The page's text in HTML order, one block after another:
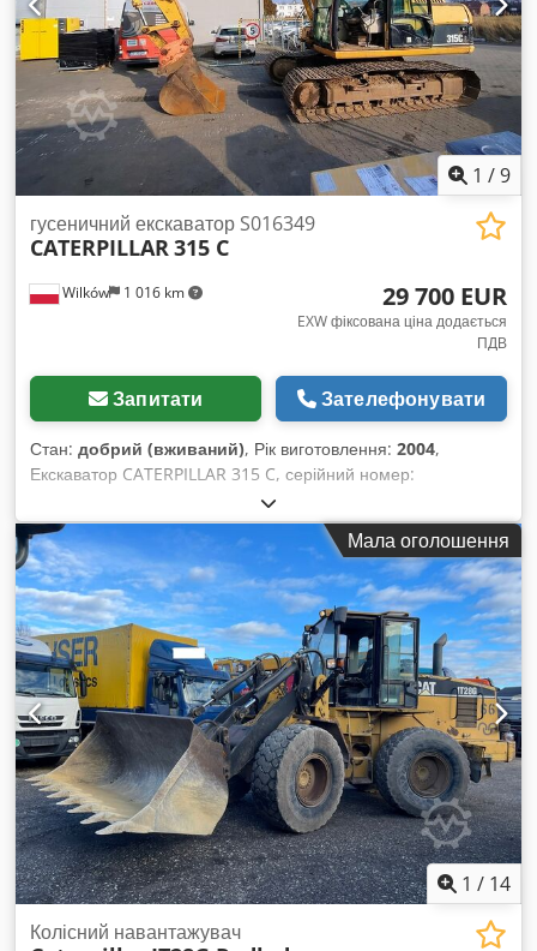
1 /9
Wilków 1 016 km
гусеничний екскаватор S016349
CATERPILLAR315 C
29 700 EUR
EXW фіксована ціна додається
ПДВ
Запитати Зателефонувати
Стан: добрий (вживаний), Рік виготовлення: 2004,
Екскаватор CATERPILLAR 315 C, серійний номер:
CAT0315CTANF00406 83 кВт 2004 рік Chjdjydnxbspfx An Iea
Мала оголошення
1 / 14
Колісний навантажувач